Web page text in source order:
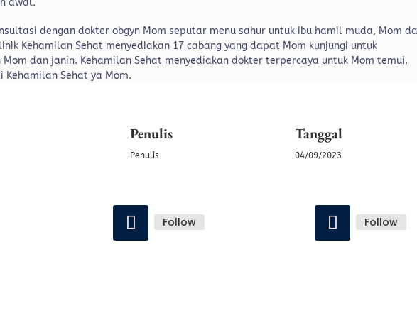
awal.
dengan dokter obgyn Mom seputar menu sahur untuk ibu hamil muda, Mom
Kehamilan Sehat menyediakan 17 cabang yang dapat Mom kunjungi untuk
dan janin. Kehamilan Sehat menyediakan dokter terpercaya untuk Mom temui.
Sehat ya Mom.
Penulis
Penulis
Tanggal
04/09/2023
Follow Follow